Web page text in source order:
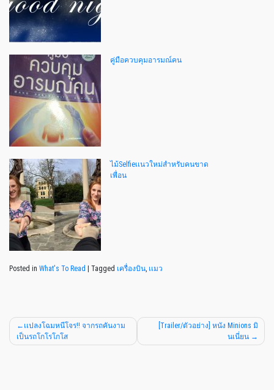
คู่มือควบคุมอารมณ์คน
ไม้Selfieเเนวใหม่สำหรับคนขาด
เพื่อน
Posted in What's To Read Tagged เครื่องบิน, เเมว
เเปลงโฉมหนีโจร!! จากรถคันงาม
เป็นรถโกโรโกโส
[Trailer/ตัวอย่าง] หนัง Minions มิ
นเนี่ยน